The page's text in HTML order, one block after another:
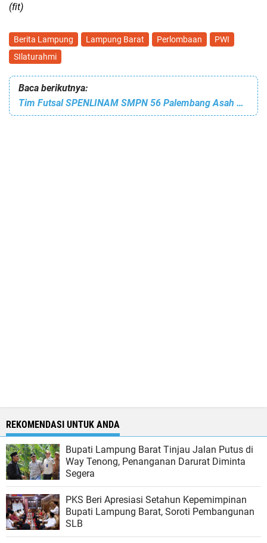
(fit)
Berita Lampung Lampung Barat Perlombaan
PWI
SIlaturahmi
Baca berikutnya:
Tim Futsal SPENLINAM SMPN 56 Palembang Asah Kemampuan di Big One Futsal
REKOMENDASI UNTUK ANDA
Bupati Lampung Barat Tinjau Jalan Putus di
Way Tenong, Penanganan Darurat Diminta
Segera
PKS Beri Apresiasi Setahun Kepemimpinan
Bupati Lampung Barat, Soroti Pembangunan
SLB